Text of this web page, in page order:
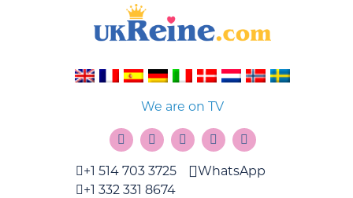
We are on TV
+1 514 703 3725
+1 332 331 8674
WhatsApp